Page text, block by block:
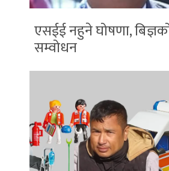
एसईई नहुने घोषणा,
सम्वोधन